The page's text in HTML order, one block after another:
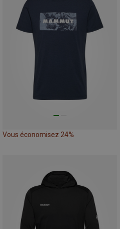
Vous économisez 24%